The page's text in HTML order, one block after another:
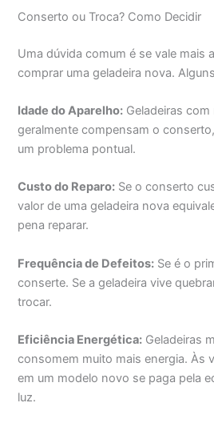
Conserto ou Troca? Como Decidir
Uma dúvida comum é se vale mais
comprar uma geladeira nova.
Idade do Aparelho: Geladeiras
geralmente compensam o
um problema pontual.
Custo do Reparo: Se o conserto
valor de uma geladeira nova
pena reparar.
Frequência de Defeitos: Se é o
conserte. Se a geladeira vive
trocar.
Eficiência Energética: Geladeiras
consomem muito mais energia. Às
em um modelo novo se paga pela
luz.